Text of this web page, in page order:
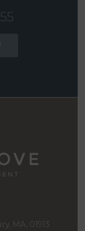
MA, 01913